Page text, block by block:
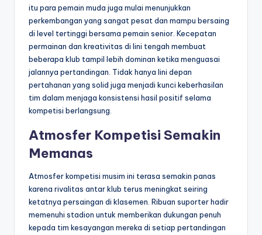
itu para pemain muda juga mulai menunjukkan
perkembangan yang sangat pesat dan mampu bersaing
di level tertinggi bersama pemain senior. Kecepatan
permainan dan kreativitas di lini tengah membuat
beberapa klub tampil lebih dominan ketika menguasai
jalannya pertandingan. Tidak hanya lini depan
pertahanan yang solid juga menjadi kunci keberhasilan
tim dalam menjaga konsistensi hasil positif selama
kompetisi berlangsung.
Atmosfer Kompetisi Semakin
Memanas
Atmosfer kompetisi musim ini terasa semakin panas
karena rivalitas antar klub terus meningkat seiring
ketatnya persaingan di klasemen. Ribuan suporter hadir
memenuhi stadion untuk memberikan dukungan penuh
kepada tim kesayangan mereka di setiap pertandingan